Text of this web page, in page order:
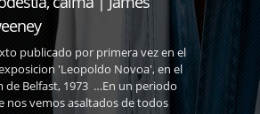
publicado por primera vez en el
'Leopoldo Novoa', en el
de Belfast, 1973 …En un periodo
nos vemos asaltados de todos